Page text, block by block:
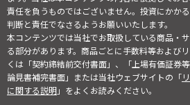
責任を負うものではございません。投資にかか
判断と責任でなさるようお願いいたします。
本コンテンツでは当社でお取扱している商品・
る部分があります。商品ごとに手数料等および
くは「契約締結前交付書面」、「上場有価証券
論見書補完書面」または当社ウェブサイトの「
に関する説明」をよくお読みください。